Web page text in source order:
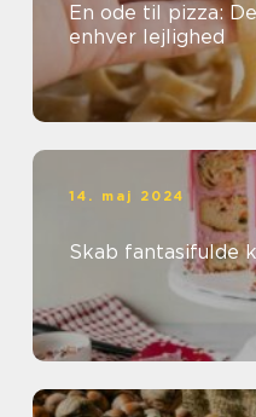
En ode til pizza:
enhver lejlighed
14. maj 2024
Skab fantasifulde